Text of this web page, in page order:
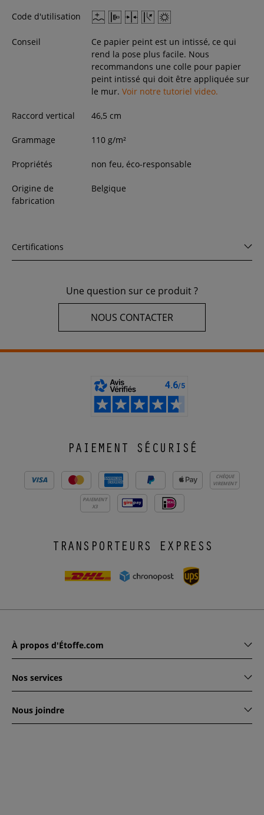
Code d'utilisation
Conseil
Ce papier peint est un intissé, ce qui
rend la pose plus facile. Nous
recommandons une colle pour papier
peint intissé qui doit être appliquée sur
le mur. Voir notre tutoriel video.
Raccord vertical 46,5 cm
Grammage 110 g/m²
Propriétés non feu, éco-responsable
Origine de
fabrication
Belgique
Certifications
Une question sur ce produit ?
NOUS CONTACTER
PAIEMENT SÉCURISÉ
CHÈQUE
VIREMENT
PAIEMENT
X3
TRANSPORTEURS EXPRESS
À propos d'Étoffe.com
Nos services
Nous joindre